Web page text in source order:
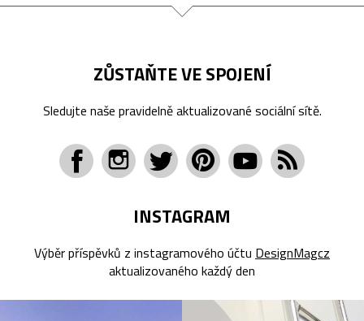
ZŮSTAŇTE VE SPOJENÍ
Sledujte naše pravidelně aktualizované sociální sítě.
INSTAGRAM
Výběr příspěvků z instagramového účtu DesignMagcz
aktualizovaného každý den